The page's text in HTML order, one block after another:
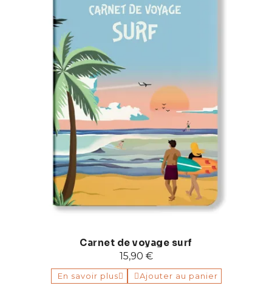
Carnet de voyage surf
15,90 €
En savoir plus Ajouter au panier